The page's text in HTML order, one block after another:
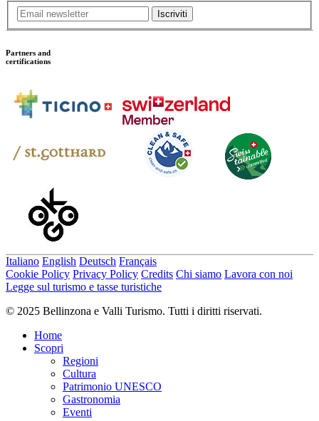
Iscriviti
Partners and
certifications
Italiano English Deutsch Français
Cookie Policy Privacy Policy Credits Chi siamo Lavora con noi
Legge sul turismo e tasse turistiche
© 2025 Bellinzona e Valli Turismo. Tutti i diritti riservati.
Home
Scopri
Regioni
Cultura
Patrimonio UNESCO
Gastronomia
Eventi